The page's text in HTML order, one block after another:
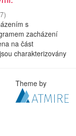
)
s
zacházení
na část
charakterizovány
Theme by